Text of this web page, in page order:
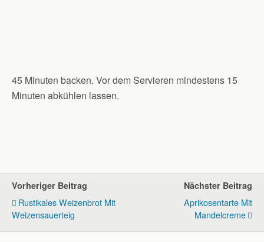
45 Minuten backen. Vor dem Servieren mindestens 15
Minuten abkühlen lassen.
Vorheriger Beitrag
Rustikales Weizenbrot Mit
Weizensauerteig
Nächster Beitrag
Aprikosentarte Mit
Mandelcreme